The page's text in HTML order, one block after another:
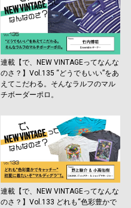
連載【で、NEW VINTAGEってなんな
のさ？】Vol.135 “どうでもいい”をあ
えてこだわる。そんなラルフのマル
チボーダーポロ。
連載【で、NEW VINTAGEってなんな
のさ？】Vol.133 どれも“色彩豊かで